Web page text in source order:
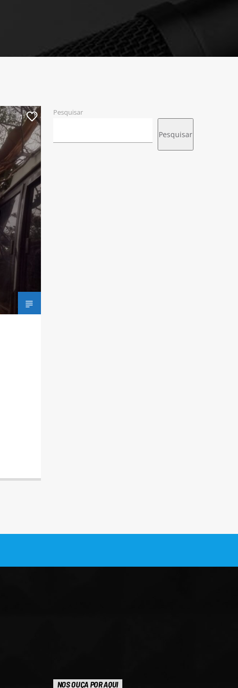
1 Pesquisar
Pesquisar
NOS OUÇA POR AQUI